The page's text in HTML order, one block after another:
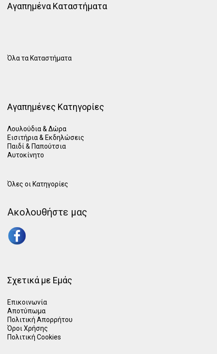
Αγαπημένα Καταστήματα
Όλα τα Καταστήματα
Αγαπημένες Κατηγορίες
Λουλούδια & Δώρα
Εισιτήρια & Εκδηλώσεις
Παιδί & Παπούτσια
Αυτοκίνητο
Όλες οι Κατηγορίες
Ακολουθήστε μας
Σχετικά με Εμάς
Επικοινωνία
Αποτύπωμα
Πολιτική Απορρήτου
Όροι Χρήσης
Πολιτική Cookies